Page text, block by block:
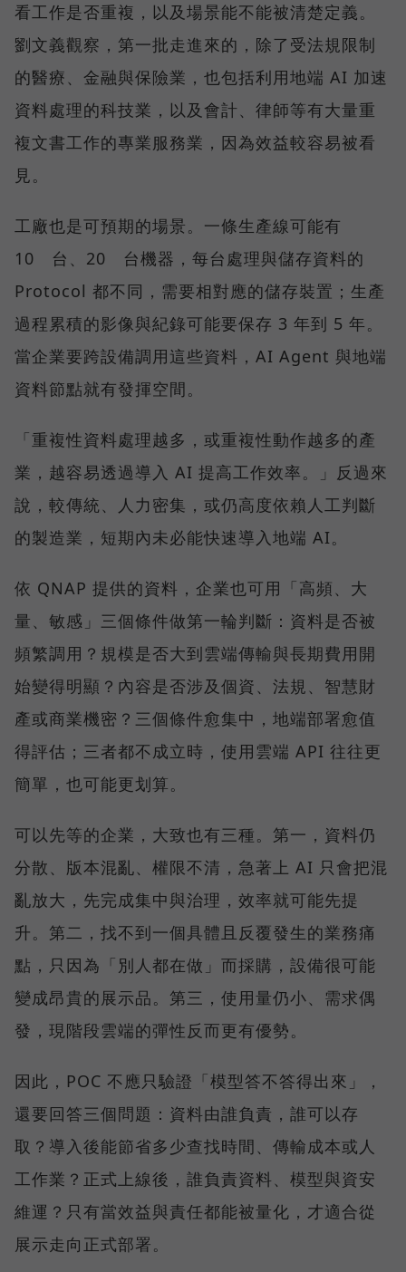
看工作是否重複，以及場景能不能被清楚定義。
劉文義觀察，第一批走進來的，除了受法規限制
的醫療、金融與保險業，也包括利用地端 AI 加速
資料處理的科技業，以及會計、律師等有大量重
複文書工作的專業服務業，因為效益較容易被看
見。
工廠也是可預期的場景。一條生產線可能有
10 台、20 台機器，每台處理與儲存資料的
Protocol 都不同，需要相對應的儲存裝置；生產
過程累積的影像與紀錄可能要保存 3 年到 5 年。
當企業要跨設備調用這些資料，AI Agent 與地端
資料節點就有發揮空間。
「重複性資料處理越多，或重複性動作越多的產
業，越容易透過導入 AI 提高工作效率。」反過來
說，較傳統、人力密集，或仍高度依賴人工判斷
的製造業，短期內未必能快速導入地端 AI。
依 QNAP 提供的資料，企業也可用「高頻、大
量、敏感」三個條件做第一輪判斷：資料是否被
頻繁調用？規模是否大到雲端傳輸與長期費用開
始變得明顯？內容是否涉及個資、法規、智慧財
產或商業機密？三個條件愈集中，地端部署愈值
得評估；三者都不成立時，使用雲端 API 往往更
簡單，也可能更划算。
可以先等的企業，大致也有三種。第一，資料仍
分散、版本混亂、權限不清，急著上 AI 只會把混
亂放大，先完成集中與治理，效率就可能先提
升。第二，找不到一個具體且反覆發生的業務痛
點，只因為「別人都在做」而採購，設備很可能
變成昂貴的展示品。第三，使用量仍小、需求偶
發，現階段雲端的彈性反而更有優勢。
因此，POC 不應只驗證「模型答不答得出來」，
還要回答三個問題：資料由誰負責，誰可以存
取？導入後能節省多少查找時間、傳輸成本或人
工作業？正式上線後，誰負責資料、模型與資安
維運？只有當效益與責任都能被量化，才適合從
展示走向正式部署。